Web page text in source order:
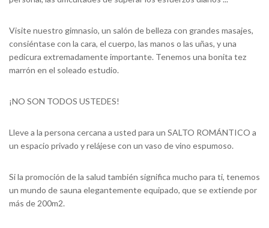
Visite nuestro gimnasio, un salón de belleza con grandes masajes,
consiéntase con la cara, el cuerpo, las manos o las uñas, y una
pedicura extremadamente importante. Tenemos una bonita tez
marrón en el soleado estudio.
¡NO SON TODOS USTEDES!
Lleve a la persona cercana a usted para un SALTO ROMÁNTICO a
un espacio privado y relájese con un vaso de vino espumoso.
Si la promoción de la salud también significa mucho para ti, tenemos
un mundo de sauna elegantemente equipado, que se extiende por
más de 200m2.